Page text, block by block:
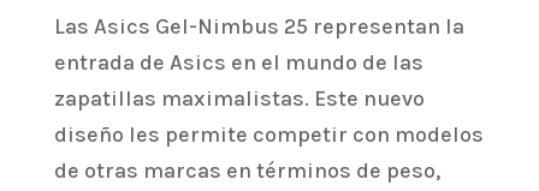
Las Asics Gel-Nimbus 25 representan la
entrada de Asics en el mundo de las
zapatillas maximalistas. Este nuevo
diseño les permite competir con modelos
de otras marcas en términos de peso,